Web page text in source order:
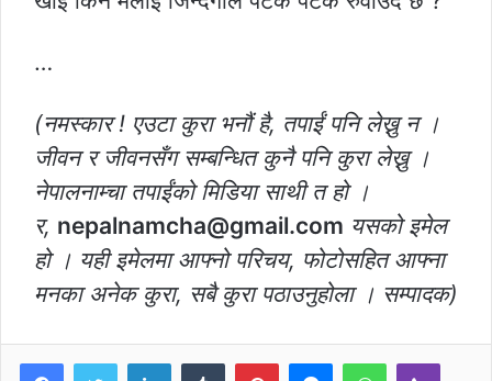
…
(नमस्कार ! एउटा कुरा भनौं है, तपाईं पनि लेख्नु न ।
जीवन र जीवनसँग सम्बन्धित कुनै पनि कुरा लेख्नु ।
नेपालनाम्चा तपाईंको मिडिया साथी त हो ।
र, nepalnamcha@gmail.com यसको इमेल
हो । यही इमेलमा आफ्नो परिचय, फोटोसहित आफ्ना
मनका अनेक कुरा, सबै कुरा पठाउनुहोला । सम्पादक)
LinkedInTumblrPinterestMessenger
WhatsApp
Viber